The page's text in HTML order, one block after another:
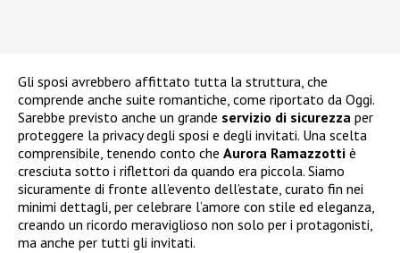
Gli sposi avrebbero affittato tutta la struttura, che
comprende anche suite romantiche, come riportato da Oggi.
Sarebbe previsto anche un grande servizio di sicurezza per
proteggere la privacy degli sposi e degli invitati. Una scelta
comprensibile, tenendo conto che Aurora Ramazzotti è
cresciuta sotto i riflettori da quando era piccola. Siamo
sicuramente di fronte all’evento dell’estate, curato fin nei
minimi dettagli, per celebrare l’amore con stile ed eleganza,
creando un ricordo meraviglioso non solo per i protagonisti,
ma anche per tutti gli invitati.